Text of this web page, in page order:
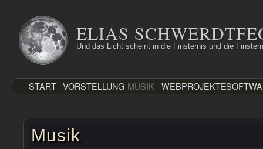
Inhalt
springen
ELIAS
Und das Licht scheint in die Finsternis und die
START VORSTELLUNG MUSIK WEBPROJEKTE
Musik